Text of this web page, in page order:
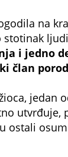
stotinak
i jedno
član
utvrđuje,
ostali